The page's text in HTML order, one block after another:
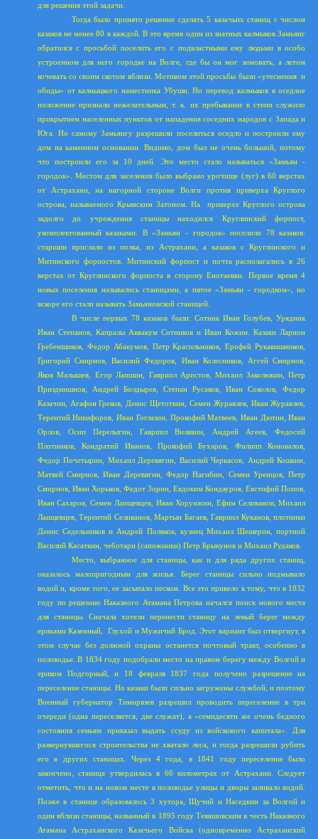
для решения этой задачи.
Тогда было принято решение сделать 5 казачьих станиц с числом
казаков не менее 80 в каждой. В это время один из знатных калмыков Замьянг
обратился с просьбой поселить его с подвластными ему людьми в особо
устроенном для него городке на Волге, где бы он мог зимовать, а летом
кочевать со своим скотом вблизи. Мотивом этой просьбы были «утеснения и
обиды» от калмыцкого наместника Убуши. Но перевод калмыков в оседлое
положение признали нежелательным, т. к. их пребывание в степи служило
прикрытием населенных пунктов от нападения соседних народов с Запада и
Юга. Но самому Замьянгу разрешили поселиться оседло и построили ему
дом на каменном основании. Видимо, дом был не очень большой, потому
что построили его за 10 дней. Это место стало называться «Замьян -
городок». Местом для заселения было выбрано урочище (луг) в 60 верстах
от Астрахани, на нагорной стороне Волги против приверха Круглого
острова, называемого Крымским Затоном. На
приверхе Круглого острова
задолго до учреждения станицы находился Круглинский форпост,
укомплектованный казаками. В «Замьян - городок» поселили 78 казаков:
старшин прислали из полка, из Астрахани, а казаков с Круглинского и
Митинского форпостов. Митинский форпост и почта располагались в 26
верстах от Круглинского форпоста в сторону Енотаевки. Первое время 4
новых поселения назывались станицами, а пятое «Замьян - городком», но
вскоре его стали называть Замьяновской станицей.
В числе первых 78 казаков были: Сотник Иван Голубев, Урядник
Иван Степанов, Капралы Аввакум Сотников и Иван Кожин. Казаки Ларион
Гребенщиков, Федор Абакумов, Петр Красильников, Ерофей Рукавишников,
Григорий Смирнов, Василий Федоров, Иван Колесников, Аггей Смирнов,
Яков Малышев, Егор Лапшин, Гавриил Аристов, Михаил Заколюкин, Петр
Призднишнов, Андрей Болдырев, Степан Русаков, Иван Соколов, Федор
Казачин, Агафон Греков, Денис Щетоткин, Семен Журавлев, Иван Журавлев,
Терентий Никифоров, Иван Гоглазин, Прокофий Матвеев, Иван Дютин, Иван
Орлов, Осип Перелыгин, Гавриил Вилявин, Андрей Агеев, Федосий
Плотников, Кондратий Иванов, Прокофий Бухаров, Филипп Коновалов,
Федор Почетырин, Михаил Деревягин, Василий Черкасов, Андрей Кошкин,
Матвей Смирнов, Иван Деревягин, Федор Нагибин, Семен Уренцов, Петр
Смирнов, Иван Хорьков, Федот Зорин, Евдоким Кондауров, Евстифий Попов,
Иван Сахаров, Семен Лаищевцев, Иван Хорунжин, Ефим Селиванов, Михаил
Лаищевцев, Терентий Селиванов, Мартын Багаев, Гавриил Куканов, плотники
Денис Седельников и Андрей Поляков, кузнец Михаил Шешерин, портной
Василий Касаткин, чеботари (сапожники) Петр Брыкунов и Михаил Рудаков.
Место, выбранное для станицы, как и для ряда других станиц,
оказалось малопригодным для жилья. Берег станицы сильно подмывало
водой и, кроме того, ее засыпало песком. Все это привело к тому, что в 1832
году по решению Наказного Атамана Петрова начался поиск нового места
для станицы. Сначала хотели перенести станицу на левый берег между
ериками Казенный,
Глухой и Мужичий Брод. Этот вариант был отвергнут, в
этом случае без должной охраны останется почтовый тракт, особенно в
половодье. В 1834 году подобрали место на правом берегу между Волгой и
ериком Подгорный, и 18 февраля 1837 года получено разрешение на
переселение станицы. Но казаки были сильно загружены службой, и поэтому
Военный губернатор Тимирязев разрешил проводить переселение в три
очереди (одна переселяется, две служат), а «семидесяти же очень бедного
состояния семьям приказал выдать ссуду из войскового капитала». Для
развернувшегося строительства не хватало леса, и тогда разрешили рубить
его в других станицах. Через 4 года, в 1841 году переселение было
закончено, станица утвердилась в 66 километрах от Астрахани. Следует
отметить, что и на новом месте в половодье улицы и дворы заливало водой.
Позже в станице образовалось 3 хутора, Щучий и Наседкин за Волгой и
один вблизи станицы, названный в 1895 году Тевяшовским в честь Наказного
Атамана Астраханского Казачьего Войска (одновременно Астраханский